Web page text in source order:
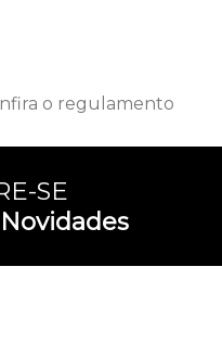
SE